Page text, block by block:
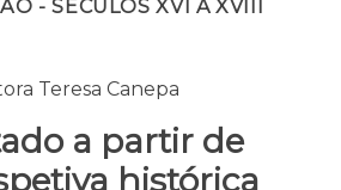
- SÉCULOS XVI A XVIII
Teresa Canepa
a partir de
histórica